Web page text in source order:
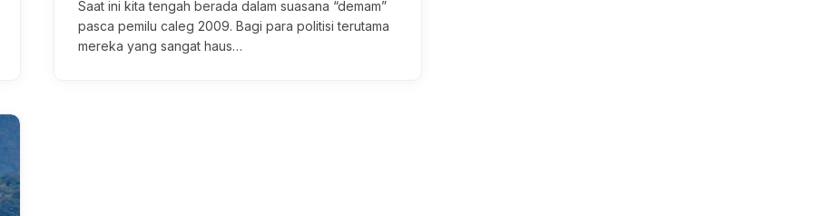
Saat ini kita tengah berada dalam suasana “demam”
pasca pemilu caleg 2009. Bagi para politisi terutama
mereka yang sangat haus…